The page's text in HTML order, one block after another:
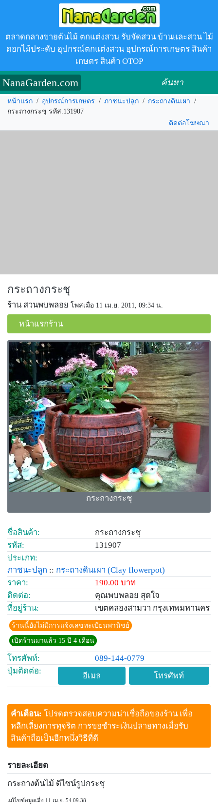
ตลาดกลางขายต้นไม้ ตกแต่งสวน รับจัดสวน บ้านและสวน ไม้
ดอกไม้ประดับ อุปกรณ์ตกแต่งสวน อุปกรณ์การเกษตร สินค้า
เกษตร สินค้า OTOP
NanaGarden.com ค้นหา
หน้าแรก / อุปกรณ์การเกษตร / ภาชนะปลูก / กระถางดินเผา /
กระถางกระชุ รหัส.131907
ติดต่อโฆษณา
กระถางกระชุ
ร้าน สวนพบพลอย โพสเมื่อ 11 เม.ย. 2011, 09:34 น.
หน้าแรกร้าน
กระถางกระชุ
ชื่อสินค้า:
กระถางกระชุ
รหัส:
131907
ประเภท:
ภาชนะปลูก :: กระถางดินเผา (Clay flowerpot)
ราคา:
190.00 บาท
ติดต่อ:
คุณพบพลอย สุดใจ
ที่อยู่ร้าน:
เขตคลองสามวา กรุงเทพมหานคร
ร้านนี้ยังไม่มีการแจ้งเลขทะเบียนพานิชย์
เปิดร้านมาแล้ว 15 ปี 4 เดือน
โทรศัพท์:
089-144-0779
ปุ่มติดต่อ:
อีเมล โทรศัพท์
คำเตือน: โปรดตรวจสอบความน่าเชื่อถือของร้าน เพื่อ
หลีกเลี่ยงการทุจริต การขอชำระเงินปลายทางเมื่อรับ
สินค้าถือเป็นอีกหนึ่งวิธีที่ดี
รายละเอียด
กระถางต้นไม้ ดีไซน์รูปกระชุ
แก้ไขข้อมูลเมื่อ 11 เม.ย. 54 09:38